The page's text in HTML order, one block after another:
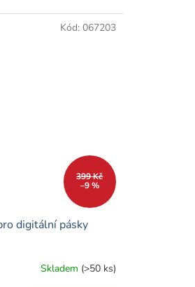
399 Kč
–9 %
digitální pásky
Skladem (>50 ks)
Kód: 067203